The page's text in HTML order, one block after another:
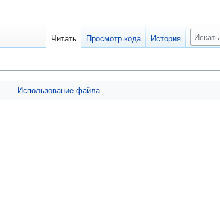
Использование файла
Читать Просмотр кода История